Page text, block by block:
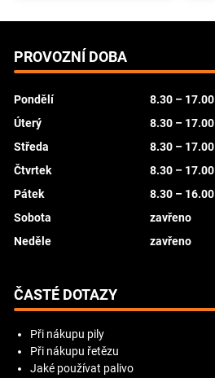
PROVOZNÍ DOBA
Pondělí
8.30 – 17.00
Úterý
8.30 – 17.00
Středa
8.30 – 17.00
Čtvrtek
8.30 – 17.00
Pátek
8.30 – 16.00
Sobota
zavřeno
Neděle
zavřeno
ČASTÉ DOTAZY
Při nákupu pily
Při nákupu řetězu
Jaké používat palivo